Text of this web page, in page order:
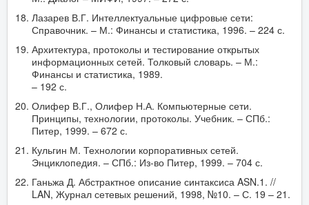
Лазарев В.Г. Интеллектуальные цифровые сети:
Справочник. – М.: Финансы и статистика, 1996. – 224 с.
Архитектура, протоколы и тестирование открытых
информационных сетей. Толковый словарь. – М.:
Финансы и статистика, 1989.
– 192 с.
Олифер В.Г., Олифер Н.А. Компьютерные сети.
Принципы, технологии, протоколы. Учебник. – СПб.:
Питер, 1999. – 672 с.
Кульгин М. Технологии корпоративных сетей.
Энциклопедия. – СПб.: Из-во Питер, 1999. – 704 с.
Ганьжа Д. Абстрактное описание синтаксиса ASN.1. //
LAN, Журнал сетевых решений, 1998, №10. – С. 19 – 21.